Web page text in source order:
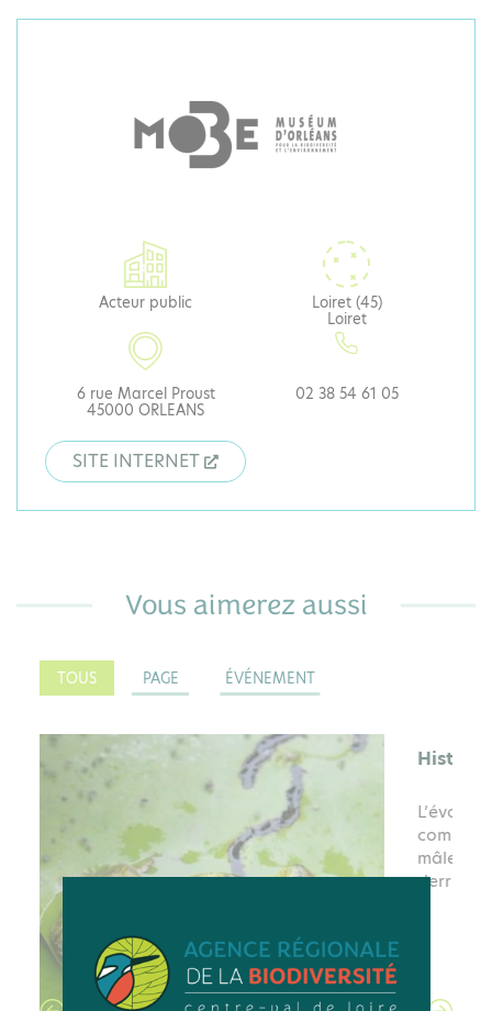
Acteur public
Loiret (45)
Loiret
6 rue Marcel Proust
45000 ORLEANS
02 38 54 61 05
SITE INTERNET
Vous aimerez aussi
TOUS PAGE ÉVÉNEMENT
RETOUR SUR ÉVÉNEMENT
Histoire de sexe | Mobe
L’évolution peut conduire à des extravagances,
comme la grande queue du paon. Curieux, les
mâles en ont, pas les femelles ! Le sexe serait-il
derrière cela ?